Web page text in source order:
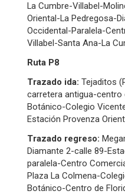
La Cumbre-Villabel-
Oriental-La Pedregosa-
Occidental-Paralela-
Villabel-Santa Ana-La
Ruta P8
Trazado ida: Tejaditos
carretera antigua-centro
Botánico-Colegio
Estación Provenza
Trazado regreso:
Diamante 2-calle 89-
paralela-Centro
Plaza La Colmena-
Botánico-Centro de